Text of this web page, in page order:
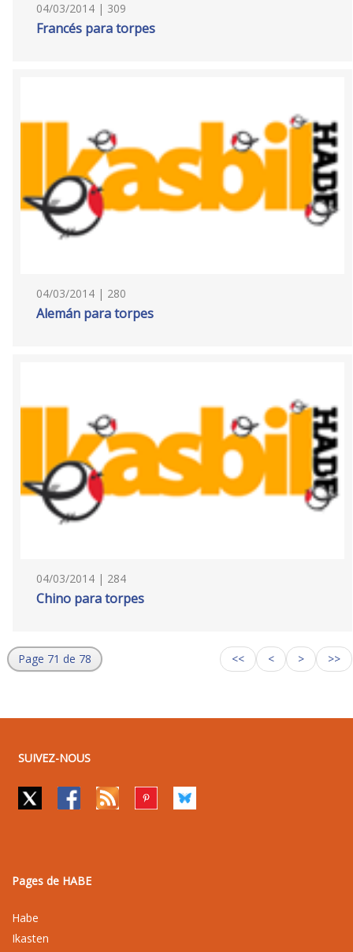
04/03/2014 | 309
Francés para torpes
04/03/2014 | 280
Alemán para torpes
04/03/2014 | 284
Chino para torpes
Page 71 de 78 << < > >>
SUIVEZ-NOUS
Pages de HABE
Habe
Ikasten